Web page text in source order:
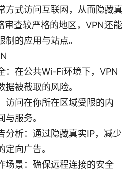
方式访问互联网，从而隐藏真
审查较严格的地区，VPN还能
的应用与站点。
：在公共Wi-Fi环境下，VPN
据被截取的风险。
访问在你所在区域受限的内
服务。
分析：通过隐藏真实IP，减少
向广告。
场景：确保远程连接的安全